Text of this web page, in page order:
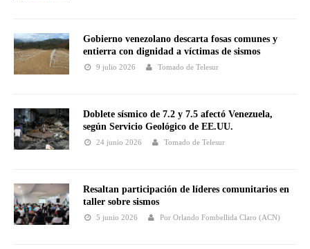
Gobierno venezolano descarta fosas comunes y
entierra con dignidad a víctimas de sismos
9 julio 2026 Tomado de Telesur
Doblete sísmico de 7.2 y 7.5 afectó Venezuela,
según Servicio Geológico de EE.UU.
24 junio 2026 Tomado de Telesur
Resaltan participación de líderes comunitarios en
taller sobre sismos
5 junio 2026 Por Orlando Fombellida Claro (ACN)